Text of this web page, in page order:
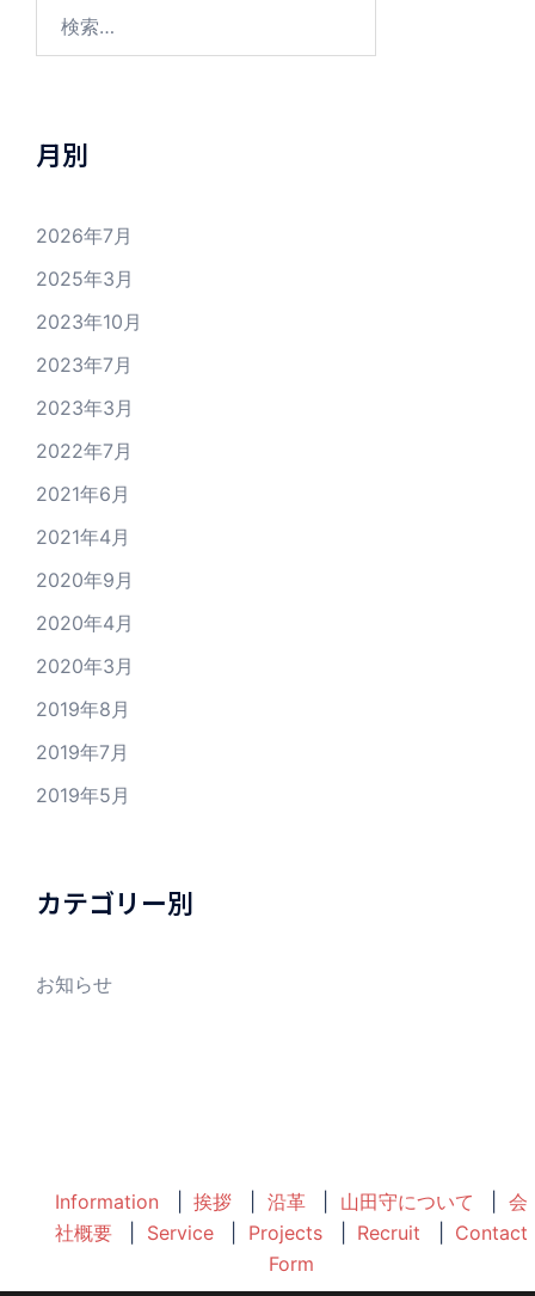
月別
2026年7月
2025年3月
2023年10月
2023年7月
2023年3月
2022年7月
2021年6月
2021年4月
2020年9月
2020年4月
2020年3月
2019年8月
2019年7月
2019年5月
カテゴリー別
お知らせ
Information 挨拶 沿革 山田守について
会
社概要
Service Projects Recruit
Contact
Form